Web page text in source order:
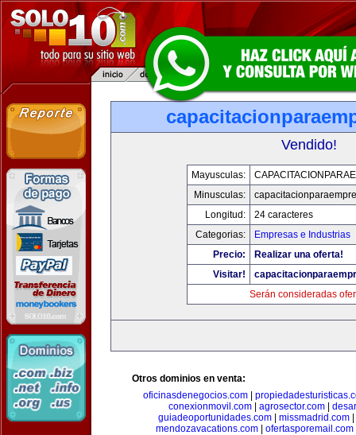
Vendido!
Mayusculas:
Minusculas:
Longitud:
24 caracteres
Categorias:
Empresas e Industrias
Precio:
Realizar una oferta!
Visitar!
Serán consideradas
Otros dominios en venta:
oficinasdenegocios.com
conexionmovil.com
agrosector.com
guiadeoportunidades.com| missmadrid.com|
mendozavacations.com
ofertasporemail.com